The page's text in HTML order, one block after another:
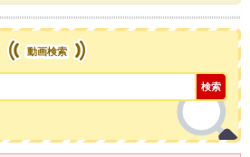
動画検索